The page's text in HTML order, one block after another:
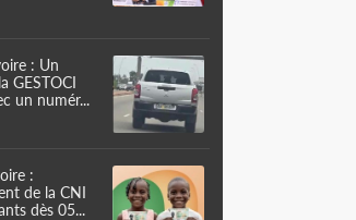
: Un
GESTOCI
un numér...
:
de la CNI
dès 05...